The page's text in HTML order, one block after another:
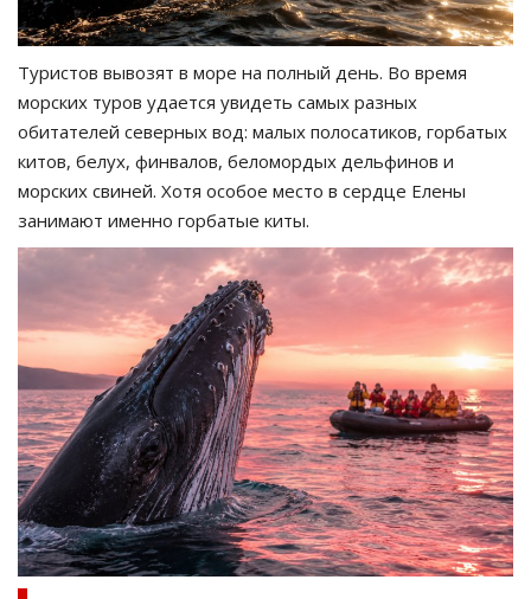
Туристов вывозят в море на полный день. Во время
морских туров удается увидеть самых разных
обитателей северных вод: малых полосатиков, горбатых
китов, белух, финвалов, беломордых дельфинов и
морских свиней. Хотя особое место в сердце Елены
занимают именно горбатые киты.